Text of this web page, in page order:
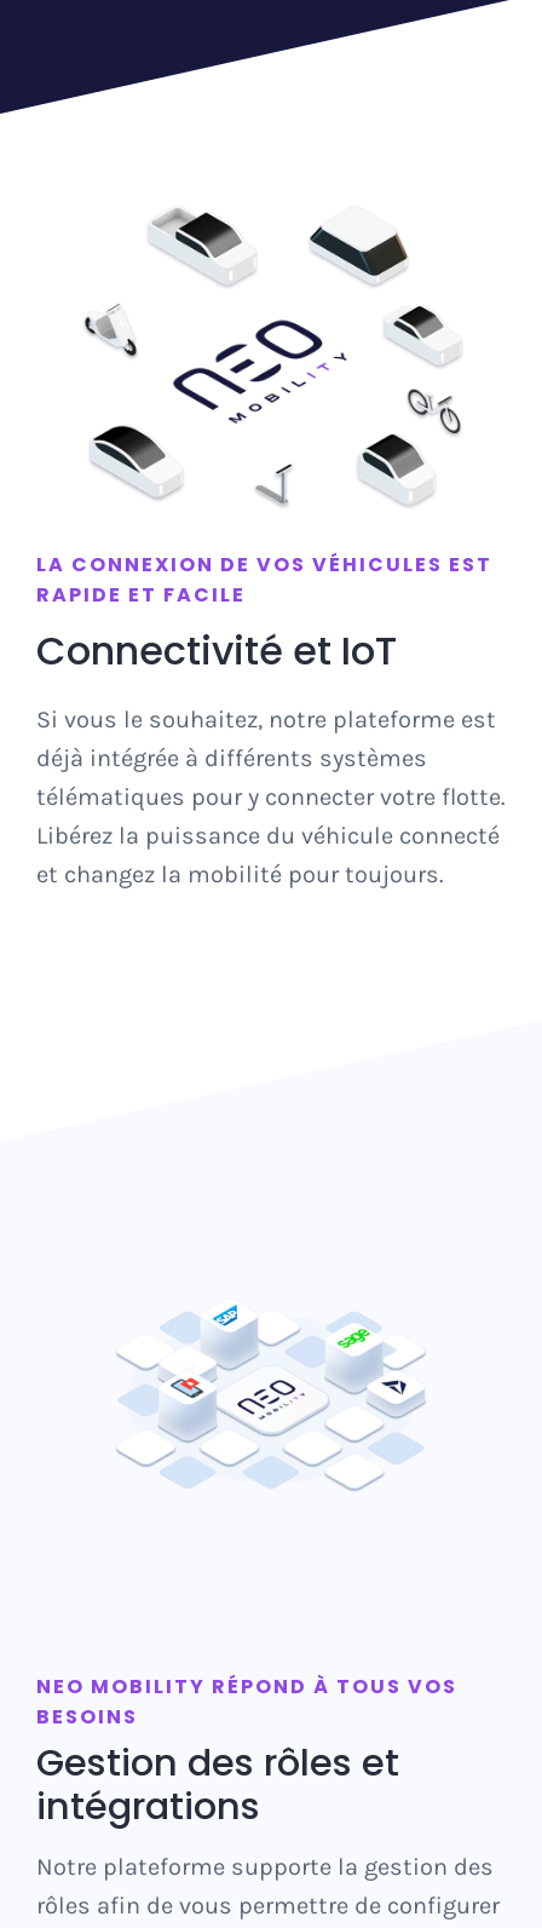
LA CONNEXION DE VOS VÉHICULES EST
RAPIDE ET FACILE
Connectivité et IoT
Si vous le souhaitez, notre plateforme est
déjà intégrée à différents systèmes
télématiques pour y connecter votre flotte.
Libérez la puissance du véhicule connecté
et changez la mobilité pour toujours.
NEO MOBILITY RÉPOND À TOUS VOS
BESOINS
Gestion des rôles et
intégrations
Notre plateforme supporte la gestion des
rôles afin de vous permettre de configurer